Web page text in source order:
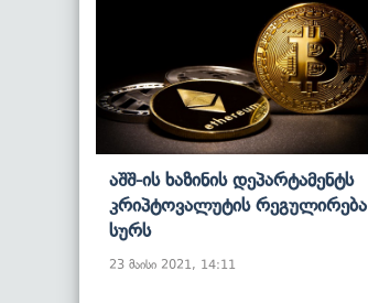
Აშშ-Ის Ხაზინის Დეპარტამენტს
Კრიპტოვალუტის Რეგულირება
Სურს
23 მაისი 2021, 14:11